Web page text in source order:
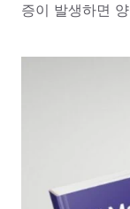
증이 발생하면